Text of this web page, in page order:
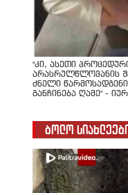
"კი, ასეთი
არასრულწლოვანის
ძნელი
განჩინება ღამე" -
ბოლო